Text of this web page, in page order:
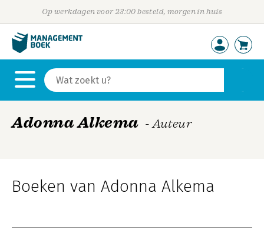
Op werkdagen voor 23:00 besteld, morgen in huis
Adonna Alkema - Auteur
Boeken van Adonna Alkema